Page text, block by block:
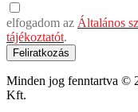
elfogadom az Általános
tájékoztatót.
Feliratkozás
Minden jog fenntartva ©
Kft.